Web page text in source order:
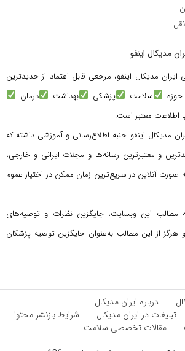
مدیکال اینفو
مدیکال اینفو، مرجعی قابل اعتماد از جدیدترین
سلامت پزشکی بهداشت
درمان
معتبر است.
مدیکال اینفو جنبه اطلاع‌رسانی و آموزشی داشته که
و معتبرترین رسانه‌ها و مجلات ایرانی و خارجی،
صورت آنلاین در سریع‌ترین زمان ممکن در اختیار عموم
مطالب این وبسایت، جایگزین نظرات و توصیه‌های
از این مطالب به‌عنوان جایگزین توصیه پزشکان
درباره ایران مدیکال
تبلیغات در ایران مدیکال
شرایط بازنشر محتوا
مقالات تخصصی سلامت